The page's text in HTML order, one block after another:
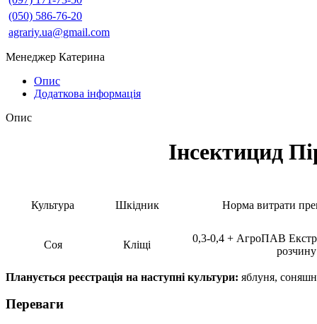
(050) 586-76-20
agrariy.ua@gmail.com
Менеджер Катерина
Опис
Додаткова інформація
Опис
Інсектицид
Культура Шкідник Норма витрати
Соя Кліщі
0,3-0,4 + АгроПАВ
розчину
Планується реєстрація на наступні культури: яблуня,
Переваги